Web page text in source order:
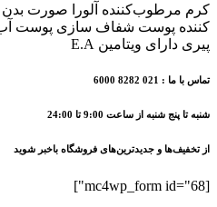
کرم مرطوب‌کننده آلورا صورت بدن
کننده پوست شفاف سازی پوست
پیری دارای ویتامین E.A
تماس با ما : 021 8282 6000
شنبه تا پنج شنبه از ساعت 9:00 تا 24:00
از تخفیف‌ها و جدیدترین‌های فروشگاه باخبر شوید
[mc4wp_form id="68"]